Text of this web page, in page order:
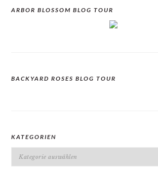
ARBOR BLOSSOM BLOG TOUR
BACKYARD ROSES BLOG TOUR
KATEGORIEN
Kategorien